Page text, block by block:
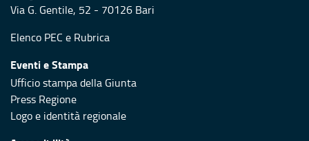
Via G. Gentile, 52 - 70126 Bari
Elenco PEC e Rubrica
Eventi e Stampa
Ufficio stampa della Giunta
Press Regione
Logo e identità regionale